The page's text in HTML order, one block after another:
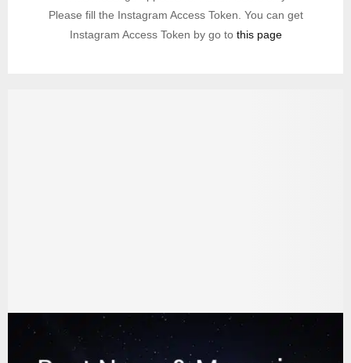
Please fill the Instagram Access Token. You can get
Instagram Access Token by go to this page